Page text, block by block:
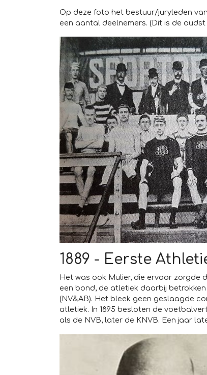
Op deze foto het bestuur/juryleden
een aantal deelnemers. (Dit is de
1889 - Eerste
Het was ook Mulier, die ervoor zorgde
een bond, de atletiek daarbij
(NV&AB). Het bleek geen geslaagde
atletiek. In 1895 besloten de
als de NVB, later de KNVB. Een jaar